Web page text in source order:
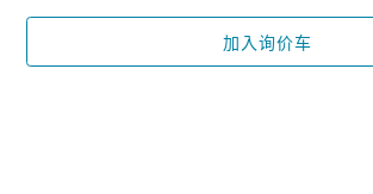
加入询价车